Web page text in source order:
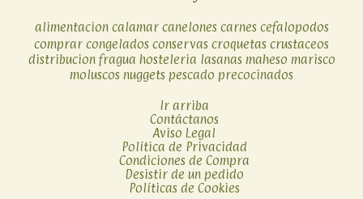
alimentacion calamar canelones carnes cefalopodos
comprar congelados conservas croquetas crustaceos
distribucion fragua hosteleria lasanas maheso marisco
moluscos nuggets pescado precocinados
Ir arriba
Contáctanos
Aviso Legal
Política de Privacidad
Condiciones de Compra
Desistir de un pedido
Políticas de Cookies